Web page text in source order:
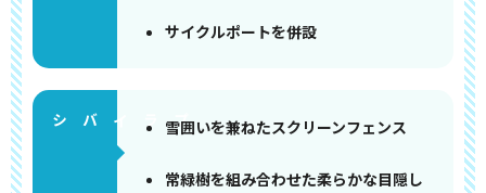
サイクルポートを併設
雪囲いを兼ねたスクリーンフェンス
常緑樹を組み合わせた柔らかな目隠し